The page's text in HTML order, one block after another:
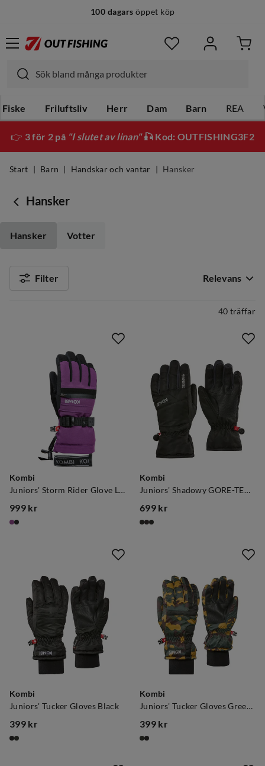
14 dagars fri retur
Fiske Friluftsliv Herr Dam Barn REA
👉 3 för 2 på "I slutet av linan"🎣 Kod: OUTFISHING3F2
Start Barn Handskar och vantar Hansker
Hansker
Hansker Votter
Filter Relevans
40 träffar
Kombi
Juniors' Storm Rider Glove Luxury Purple
price
999 kr
Kombi
Juniors' Shadowy GORE-TEX Gloves Black Asphalt
price
699 kr
Kombi
Juniors' Tucker Gloves Black
price
399 kr
Kombi
Juniors' Tucker Gloves Green Camo
price
399 kr